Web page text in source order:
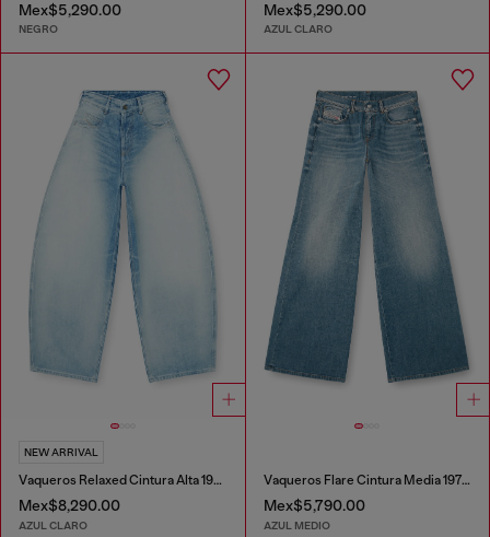
Mex$5,290.00
NEGRO
Mex$5,290.00
AZUL CLARO
NEW ARRIVAL
Vaqueros Relaxed Cintura Alta 1987 D-Khelz
Mex$8,290.00
AZUL CLARO
Vaqueros Flare Cintura Media 1978 D-Akemi
Mex$5,790.00
AZUL MEDIO